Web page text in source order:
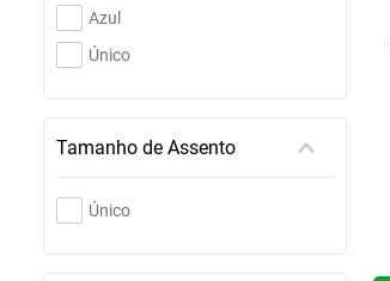
Azul
Único
Tamanho de Assento
Único